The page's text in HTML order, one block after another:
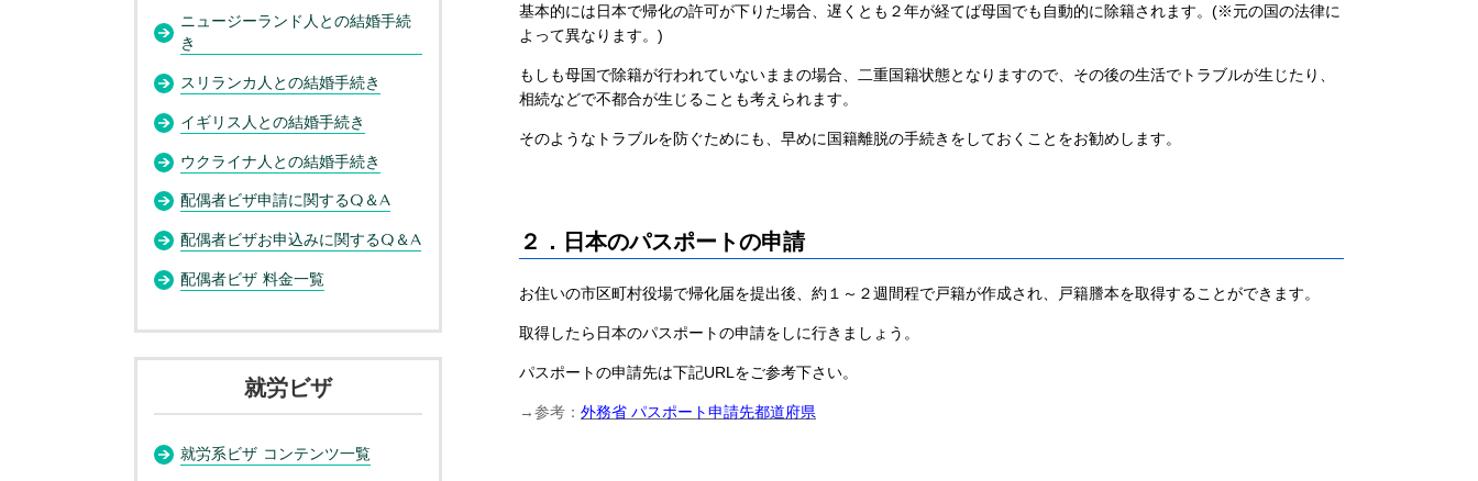
基本的には日本で帰化の許可が下りた場合、遅くとも２年が経てば母国でも自動的に除籍されます。(※元の国の法律に
よって異なります。)
もしも母国で除籍が行われていないままの場合、二重国籍状態となりますので、その後の生活でトラブルが生じたり、
相続などで不都合が生じることも考えられます。
そのようなトラブルを防ぐためにも、早めに国籍離脱の手続きをしておくことをお勧めします。
２．日本のパスポートの申請
お住いの市区町村役場で帰化届を提出後、約１～２週間程で戸籍が作成され、戸籍謄本を取得することができます。
取得したら日本のパスポートの申請をしに行きましょう。
パスポートの申請先は下記URLをご参考下さい。
→参考： 外務省 パスポート申請先都道府県
ニュージーランド人との結婚手続
き
スリランカ人との結婚手続き
イギリス人との結婚手続き
ウクライナ人との結婚手続き
配偶者ビザ申請に関するQ＆A
配偶者ビザお申込みに関するQ＆A
配偶者ビザ 料金一覧
就労ビザ
就労系ビザ コンテンツ一覧